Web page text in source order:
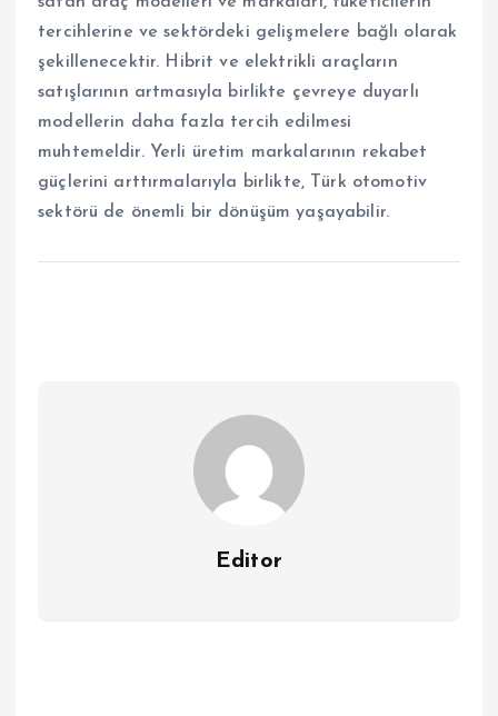
tercihlerine ve sektördeki gelişmelere bağlı olarak
şekillenecektir. Hibrit ve elektrikli araçların
satışlarının artmasıyla birlikte çevreye duyarlı
modellerin daha fazla tercih edilmesi
muhtemeldir. Yerli üretim markalarının rekabet
güçlerini arttırmalarıyla birlikte, Türk otomotiv
sektörü de önemli bir dönüşüm yaşayabilir.
Editor